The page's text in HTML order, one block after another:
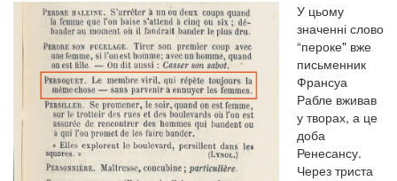
У цьому
значенні слово
“пероке" вже
письменник
Франсуа
Рабле вживав
у творах, а це
доба
Ренесансу.
Через триста